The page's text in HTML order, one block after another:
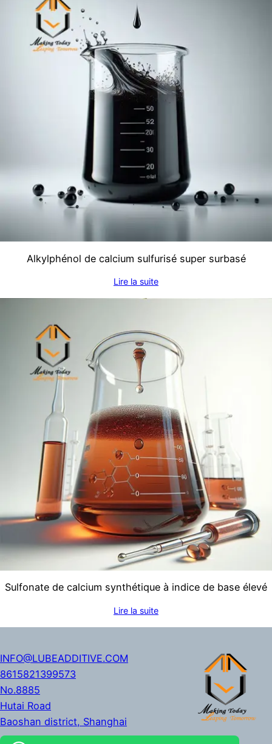
Alkylphénol de calcium sulfurisé super surbasé
Lire la suite
Sulfonate de calcium synthétique à indice de base élevé
Lire la suite
INFO@LUBEADDITIVE.COM
8615821399573
No.8885
Hutai Road
Baoshan district, Shanghai